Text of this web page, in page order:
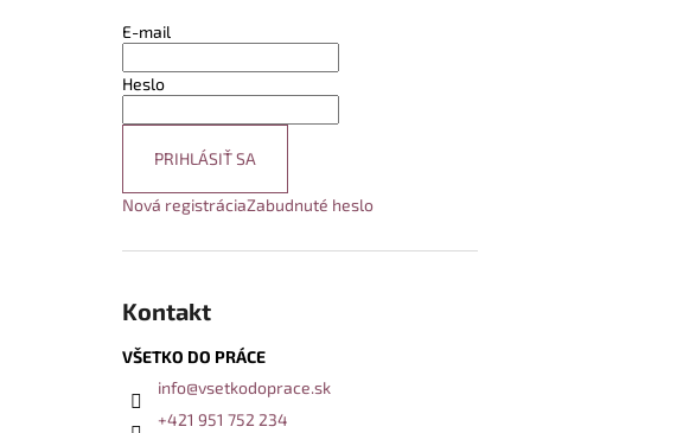
E-mail
Heslo
PRIHLÁSIŤ SA
Nová registráciaZabudnuté heslo
Kontakt
VŠETKO DO PRÁCE
info@vsetkodoprace.sk
+421 951 752 234